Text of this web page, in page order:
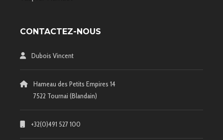
CONTACTEZ-NOUS
Dubois Vincent
Hameau des Petits Empires 14
7522 Tournai (Blandain)
+32(0)491 527 100